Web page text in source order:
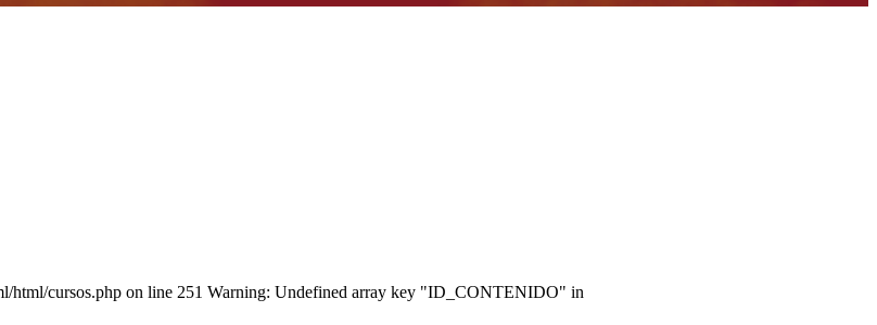
cursos.php on line 251 Warning: Undefined array key "ID_CONTENIDO" in